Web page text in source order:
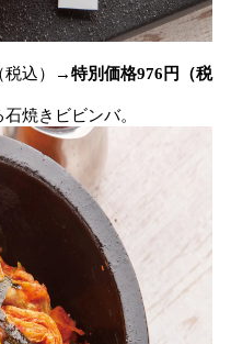
税込）→特別価格976円（税
焼きビビンバ。